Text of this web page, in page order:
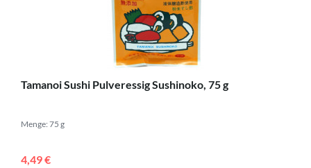
Tamanoi Sushi Pulveressig Sushinoko, 75 g
Menge: 75 g
4,49 €